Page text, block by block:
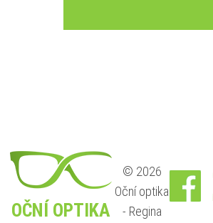
OČNÍ OPTIKA
© 2026
Oční optika
- Regina